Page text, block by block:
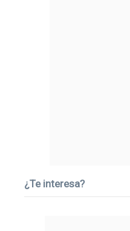
¿Te interesa?